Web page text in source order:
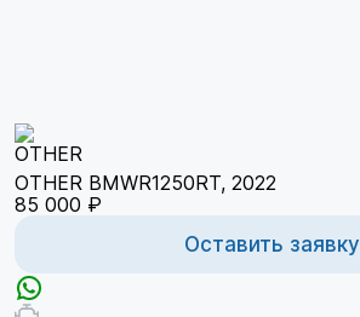
OTHER BMWR1250RT, 2022
85 000 ₽
Оставить заявку